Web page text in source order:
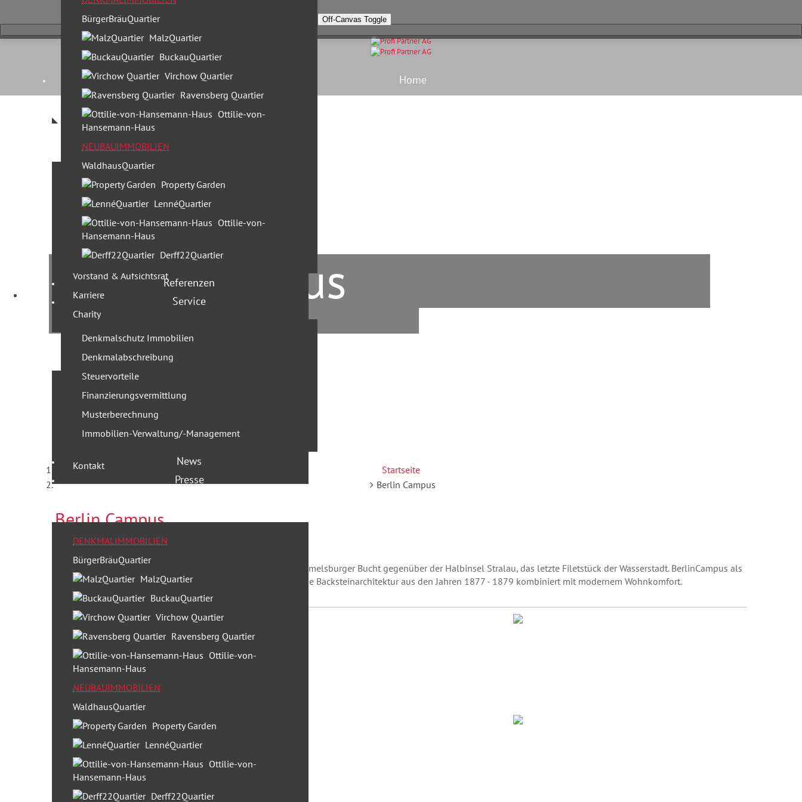
Home
Leistungen
30 Jahre Profi Partner
Standorte & Team
Team Berlin
Team München
Vorstand & Aufsichtsrat
Karriere
Charity
Leistungen
Team
Geschäftsführer
Kontakt
DENKMALIMMOBILIEN
BürgerBräuQuartier
MalzQuartier
BuckauQuartier
Virchow Quartier
Ravensberg Quartier
Ottilie-von-
Hansemann-Haus
NEUBAUIMMOBILIEN
WaldhausQuartier
Property Garden
LennéQuartier
Ottilie-von-
Hansemann-Haus
Derff22Quartier
BürgerBräuQuartier
MalzQuartier
BuckauQuartier
Virchow Quartier
Ravensberg Quartier
Ottilie-von-
Hansemann-Haus
NEUBAUIMMOBILIEN
WaldhausQuartier
Property Garden
LennéQuartier
Ottilie-von-
Hansemann-Haus
Derff22Quartier
Referenzen
Service
Denkmalschutz Immobilien
Denkmalabschreibung
Steuervorteile
Finanzierungsvermittlung
Musterberechnung
Immobilien-Verwaltung/-Management
News
Presse
Off-Canvas Toggle
Berlin Campus
Leben in der Geschichte
Startseite
Berlin Campus
Berlin Campus
Der BerlinCampus liegt an einem traumhaften Platz – der Rummelsburger Bucht gegenüber der Halbinsel Stralau, das letzte Filetstück der Wasserstadt. BerlinCampus als
einzigartiges Baudenkmal repräsentiert traditionelle preußische Backsteinarchitektur aus den Jahren 1877 - 1879 kombiniert mit modernem Wohnkomfort.